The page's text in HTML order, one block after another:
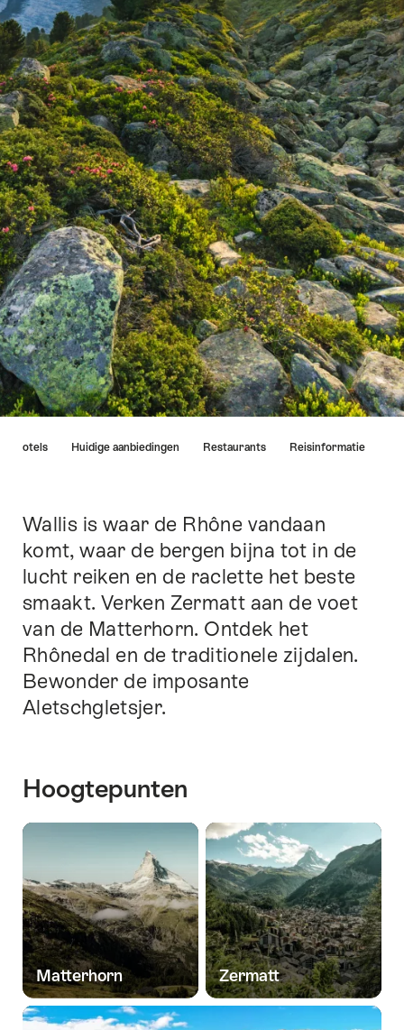
rechtstreeks
leiden
naar
de
ankerpunten
deze
pagina.
Hotels Huidige aanbiedingen Restaurants Reisinformatie
Inleiding
Wallis is waar de Rhône vandaan
komt, waar de bergen bijna tot in de
lucht reiken en de raclette het beste
smaakt. Verken Zermatt aan de voet
van de Matterhorn. Ontdek het
Rhônedal en de traditionele zijdalen.
Bewonder de imposante
Aletschgletsjer.
Hoogtepunten
Matterhorn Zermatt